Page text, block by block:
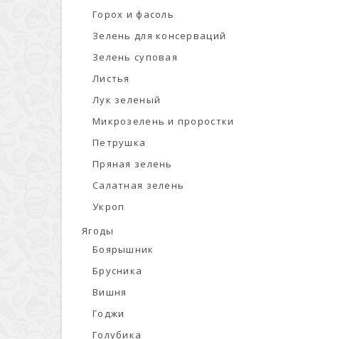
Горох и фасоль
Зелень для консерваций
Зелень суповая
Листья
Лук зеленый
Микрозелень и проростки
Петрушка
Пряная зелень
Салатная зелень
Укроп
Ягоды
Боярышник
Брусника
Вишня
Годжи
Голубика